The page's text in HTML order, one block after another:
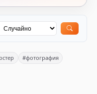
#фотография